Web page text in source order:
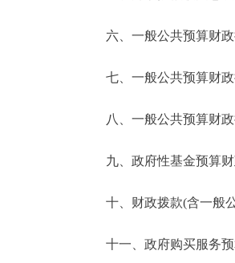
绿色北京
ENGLISH
六、一般公共预算财政
七、一般公共预算财政
八、一般公共预算财政
九、政府性基金预算财
十、财政拨款(含一般公
十一、政府购买服务预